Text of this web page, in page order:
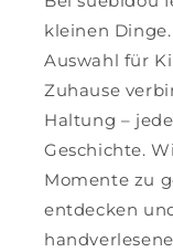
kleinen
Auswahl für
Zuhause
Haltung –
Geschichte.
Momente zu
entdecken